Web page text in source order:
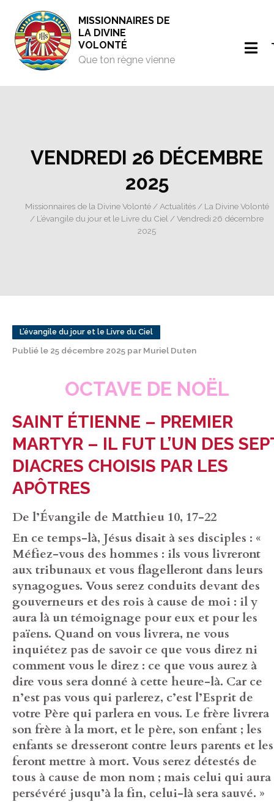
MISSIONNAIRES DE
LA DIVINE
VOLONTÉ
Que ton règne vienne
VENDREDI 26 DÉCEMBRE
2025
Missionnaires de la Divine Volonté/ Actualités/ La Divine Volonté
/ L’évangile du jour et le Livre du Ciel / Vendredi 26 décembre
2025
L’évangile du jour et le Livre du Ciel
Publié le 25 décembre 2025 par Muriel Duten
OCTAVE DE NOËL
SAINT ÉTIENNE – PREMIER
MARTYR – IL FUT L’UN DES
DIACRES CHOISIS PAR LES
APÔTRES
De l’Évangile de Matthieu 10, 17-22
En ce temps-là, Jésus disait à ses disciples : «
Méfiez-vous des hommes : ils vous livreront
aux tribunaux et vous flagelleront dans leurs
synagogues. Vous serez conduits devant des
gouverneurs et des rois à cause de moi : il y
aura là un témoignage pour eux et pour les
païens. Quand on vous livrera, ne vous
inquiétez pas de savoir ce que vous direz ni
comment vous le direz : ce que vous aurez à
dire vous sera donné à cette heure-là. Car ce
n’est pas vous qui parlerez, c’est l’Esprit de
votre Père qui parlera en vous. Le frère livrera
son frère à la mort, et le père, son enfant ; les
enfants se dresseront contre leurs parents et les
feront mettre à mort. Vous serez détestés de
tous à cause de mon nom ; mais celui qui aura
persévéré jusqu’à la fin, celui-là sera sauvé. »